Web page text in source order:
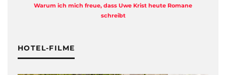
Warum ich mich freue, dass Uwe Krist heute Romane
schreibt
HOTEL-FILME